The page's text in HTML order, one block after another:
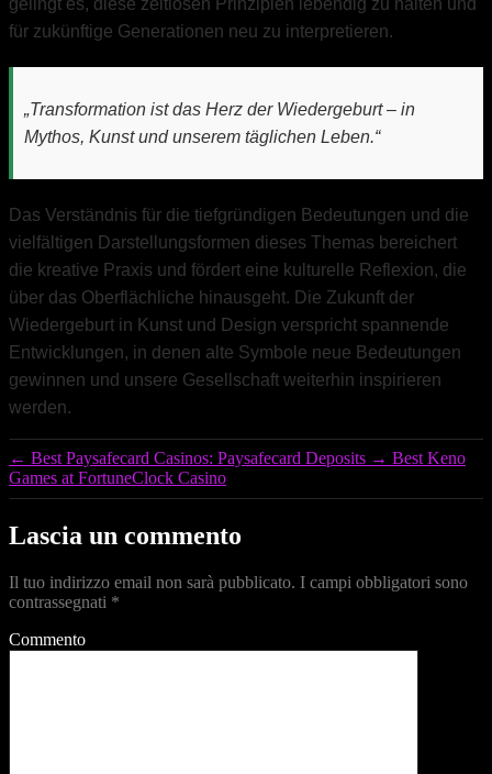
gelingt es, diese zeitlosen Prinzipien lebendig zu halten und
für zukünftige Generationen neu zu interpretieren.
„Transformation ist das Herz der Wiedergeburt – in
Mythos, Kunst und unserem täglichen Leben.“
Das Verständnis für die tiefgründigen Bedeutungen und die
vielfältigen Darstellungsformen dieses Themas bereichert
die kreative Praxis und fördert eine kulturelle Reflexion, die
über das Oberflächliche hinausgeht. Die Zukunft der
Wiedergeburt in Kunst und Design verspricht spannende
Entwicklungen, in denen alte Symbole neue Bedeutungen
gewinnen und unsere Gesellschaft weiterhin inspirieren
werden.
← Best Paysafecard Casinos: Paysafecard Deposits → Best Keno
Games at FortuneClock Casino
Lascia un commento
Il tuo indirizzo email non sarà pubblicato. I campi obbligatori sono
contrassegnati *
Commento